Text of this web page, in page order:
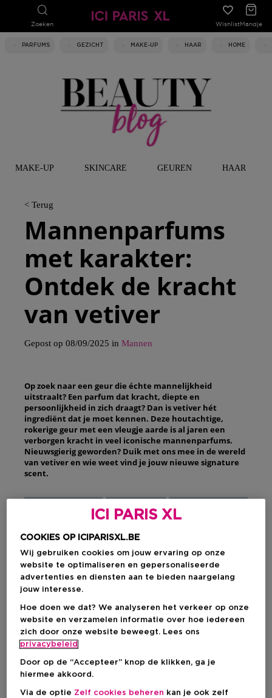
Zoeken WishlistMandje
PARFUMS GEZICHT MAKE-UP HAAR HOME
MAKE-UP SKINCARE GEUREN HAAR
< Terug
Mannenparfums
met karakter:
Ontdek de kracht
van vetiver
Gepost op 08/09/2025 in Mannen
Op zoek naar een geur die échte mannelijkheid
uitstraalt? Een parfum dat kracht, diepte en
persoonlijkheid in zich draagt? Dan is vetiver hét
ingrediënt dat je moet kennen. Deze houtachtige,
rokerige geur met een vleugje aarde is al jaren een
verborgen kracht in veel iconische mannenparfums.
Nieuwsgierig geworden? Duik met ons mee in de wereld
van vetiver en wie weet vind je jouw nieuwe signature
scent.
First Things First
Hoe Ruikt Vetiver in een Parfum?
Waarom is Vetiver Populair in Herengeuren?
Iconische Mannengeuren met Vetiver
First Things First: Wat is
Vetiver?
ICI PARIS XL
COOKIES OP ICIPARISXL.BE
Wij gebruiken cookies om jouw ervaring op onze
website te optimaliseren en gepersonaliseerde
advertenties en diensten aan te bieden naargelang
jouw interesse.
Hoe doen we dat? We analyseren het verkeer op onze
website en verzamelen informatie over hoe iedereen
zich door onze website beweegt. Lees ons
privacybeleid
Door op de “Accepteer” knop de klikken, ga je
hiermee akkoord.
Via de optie Zelf cookies beheren kan je ook zelf